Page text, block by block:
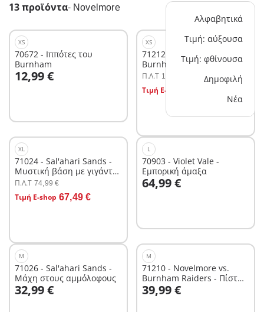
13 προϊόντα- Novelmore
Αλφαβητικά
Τιμή: αύξουσα
Τιμή: φθίνουσα
Δημοφιλή
Νέα
XS
70672 - Ιππότες του
Burnham
12,99 €
Στο καλάθι
XS
71212 - Novelmore vs.
Burnham Raiders -
Μονομαχία Ιπποτών
Π.Λ.T 14,99 €
Τιμή E-shop
XL
71024 - Sal'ahari Sands -
Μυστική βάση με γιγάντιο
σκορπιό
Π.Λ.T 74,99 €
Τιμή E-shop 67,49 €
Στο καλάθι
L
70903 - Violet Vale -
Εμπορική άμαξα
64,99 €
Στο καλάθι
M
71026 - Sal'ahari Sands -
Μάχη στους αμμόλοφους
32,99 €
Στο καλάθι
M
71210 - Novelmore vs.
Burnham Raiders - Πίστα
μάχης
39,99 €
Στο καλάθι